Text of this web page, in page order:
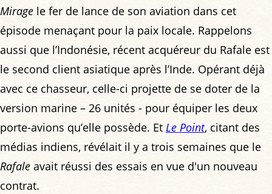
Mirage le fer de lance de son aviation dans cet
épisode menaçant pour la paix locale. Rappelons
aussi que l’Indonésie, récent acquéreur du Rafale est
le second client asiatique après l’Inde. Opérant déjà
avec ce chasseur, celle-ci projette de se doter de la
version marine – 26 unités - pour équiper les deux
porte-avions qu’elle possède. Et Le Point, citant des
médias indiens, révélait il y a trois semaines que le
Rafale avait réussi des essais en vue d'un nouveau
contrat.